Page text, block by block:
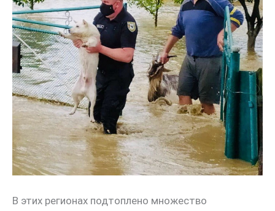
В этих регионах подтоплено множество